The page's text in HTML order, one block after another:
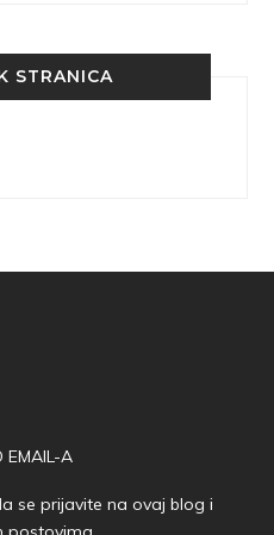
STRANICA
EMAIL-A
se prijavite na ovaj blog i